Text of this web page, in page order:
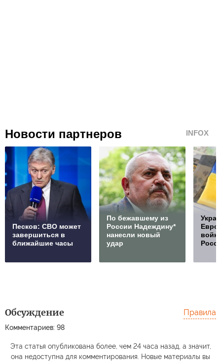
Новости партнеров INFOX
Песков: СВО может
завершиться в
ближайшие часы
По бежавшему из
России Надеждину*
нанесли новый
удар
Обсуждение
Комментариев: 98
Правила
Эта статья опубликована более, чем 24 часа назад, а значит,
она недоступна для комментирования. Новые материалы вы